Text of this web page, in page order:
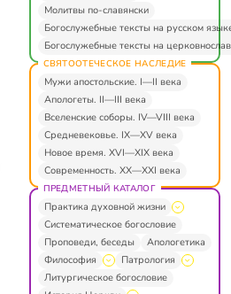
Молитвы по-славянски
Богослужебные тексты на русском
Богослужебные тексты на
СВЯТООТЕЧЕСКОЕ НАСЛЕДИЕ
Мужи апостольские. I—II века
Апологеты. II—III века
Вселенские соборы. IV—VIII века
Средневековье. IX—XV века
Новое время. XVI—XIX века
Современность. XX—XXI века
ПРЕДМЕТНЫЙ КАТАЛОГ
Практика духовной жизни
Систематическое богословие
Проповеди, беседы
Апологетика
Философия
Патрология
Литургическое богословие